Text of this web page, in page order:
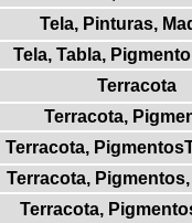
Tela, Pinturas,
Tela, Tabla,
Terracota
Terracota,
Terracota,
Terracota,
Terracota,